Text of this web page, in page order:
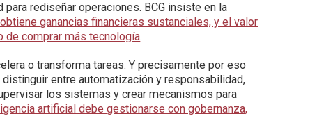
rediseñar operaciones. BCG insiste en la
ganancias financieras sustanciales, y el valor
de comprar más tecnología.
o transforma tareas. Y precisamente por eso
entre automatización y responsabilidad,
los sistemas y crear mecanismos para
artificial debe gestionarse con gobernanza,